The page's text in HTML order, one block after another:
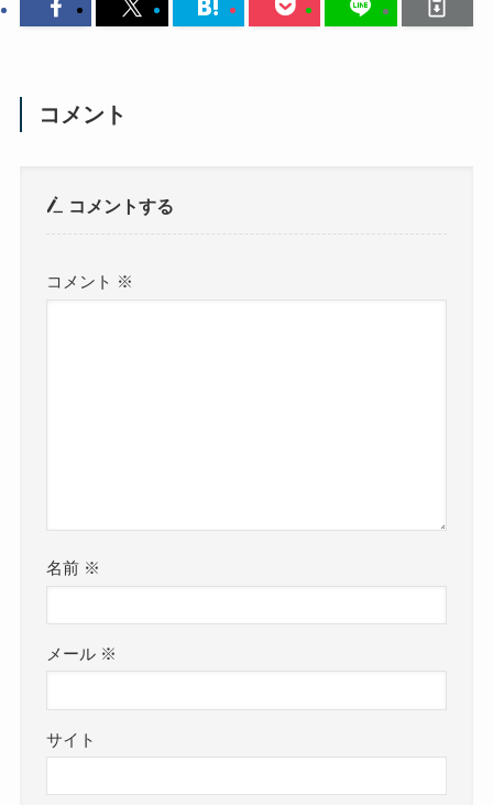
コメント
コメントする
コメント ※
名前 ※
メール ※
サイト